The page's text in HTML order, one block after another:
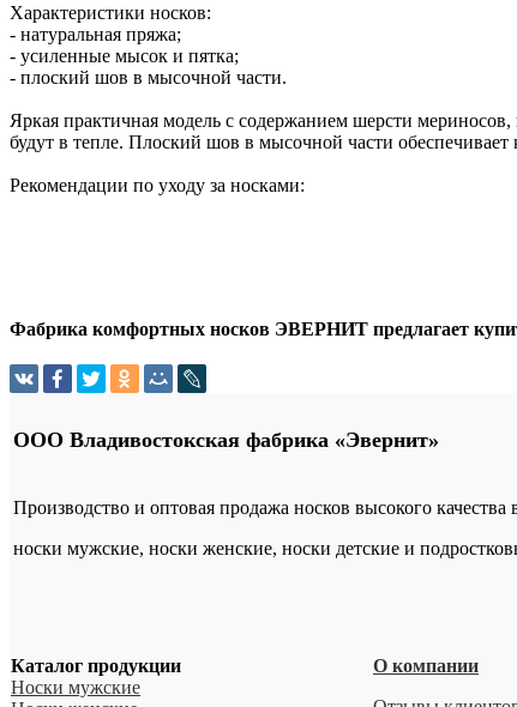
Характеристики носков:
- натуральная пряжа;
- усиленные мысок и пятка;
- плоский шов в мысочной части.
Яркая практичная модель с содержанием шерсти
будут в тепле. Плоский шов в мысочной части
Рекомендации по уходу за носками:
Фабрика комфортных носков ЭВЕРНИТ предлагает
ООО Владивостокская фабрика «Эвернит»
Производство и оптовая продажа носков высокого качества
носки мужские, носки женские, носки детские и
Каталог продукции
Носки мужские
О компании